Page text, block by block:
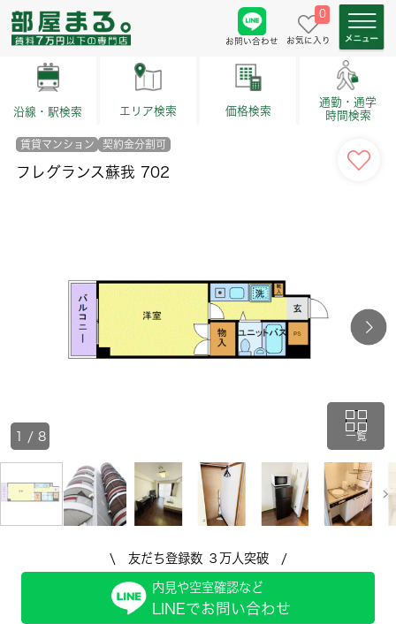
お問い合わせ
0
お気に入り
沿線・駅検索 エリア検索 価格検索
通勤・通学
時間検索
賃貸マンション 契約金分割可
フレグランス蘇我 702
一覧
1 / 8
\ 友だち登録数 ３万人突破 /
内見や空室確認など
LINEでお問い合わせ